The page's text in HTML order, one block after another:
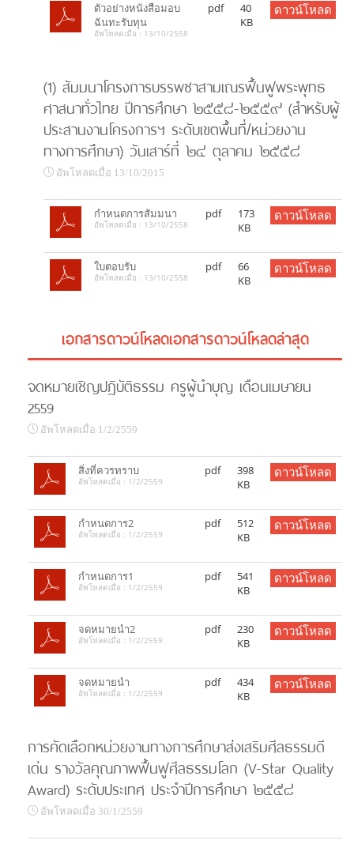
ตัวอย่างหนังสือมอบ
ฉันทะรับทุน
อัพโหลดเมื่อ : 13/10/2558
pdf
40
KB
ดาวน์โหลด
(1) สัมมนาโครงการบรรพชาสามเณรฟื้นฟูพระพุทธ
ศาสนาทั่วไทย ปีการศึกษา ๒๕๕๘-๒๕๕๙ (สำหรับผู้
ประสานงานโครงการฯ ระดับเขตพื้นที่/หน่วยงาน
ทางการศึกษา) วันเสาร์ที่ ๒๔ ตุลาคม ๒๕๕๘
อัพโหลดเมื่อ 13/10/2015
กำหนดการสัมมนา
อัพโหลดเมื่อ : 13/10/2558
pdf
173
KB
ดาวน์โหลด
ใบตอบรับ
อัพโหลดเมื่อ : 13/10/2558
pdf
66
KB
ดาวน์โหลด
เอกสารดาวน์โหลดเอกสารดาวน์โหลดล่าสุด
จดหมายเชิญปฏิบัติธรรม ครูผู้นำบุญ เดือนเมษายน
2559
อัพโหลดเมื่อ 1/2/2559
สิ่งที่ควรทราบ
อัพโหลดเมื่อ : 1/2/2559
pdf
398
KB
ดาวน์โหลด
กำหนดการ2
อัพโหลดเมื่อ : 1/2/2559
pdf
512
KB
ดาวน์โหลด
กำหนดการ1
อัพโหลดเมื่อ : 1/2/2559
pdf
541
KB
ดาวน์โหลด
จดหมายนำ2
อัพโหลดเมื่อ : 1/2/2559
pdf
230
KB
ดาวน์โหลด
จดหมายนำ
อัพโหลดเมื่อ : 1/2/2559
pdf
434
KB
ดาวน์โหลด
การคัดเลือกหน่วยงานทางการศึกษาส่งเสริมศีลธรรมดี
เด่น รางวัลคุณภาพฟื้นฟูศีลธรรมโลก (V-Star Quality
Award) ระดับประเทศ ประจำปีการศึกษา ๒๕๕๘
อัพโหลดเมื่อ 30/1/2559